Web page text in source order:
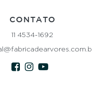
CONTATO
11 4534-1692